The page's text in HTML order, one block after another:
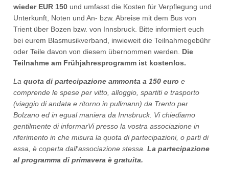
wieder EUR 150 und umfasst die Kosten für Verpflegung und
Unterkunft, Noten und An- bzw. Abreise mit dem Bus von
Trient über Bozen bzw. von Innsbruck. Bitte informiert euch
bei eurem Blasmusikverband, inwieweit die Teilnahmegebühr
oder Teile davon von diesem übernommen werden. Die
Teilnahme am Frühjahresprogramm ist kostenlos.
Laquota di partecipazione ammonta a 150 euroe
comprende le spese per vitto, alloggio, spartiti e trasporto
(viaggio di andata e ritorno in pullmann) da Trento per
Bolzano ed in egual maniera da Innsbruck. Vi chiediamo
gentilmente di informarVi presso la vostra associazione in
riferimento in che misura la quota di partecipazioni, o parti di
essa, è coperta dall'associazione stessa.La partecipazione
al programma di primavera è gratuita.